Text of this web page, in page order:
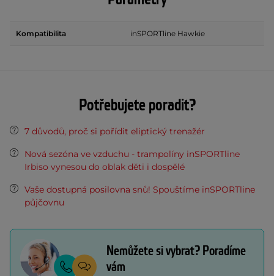
Kompatibilita inSPORTline Hawkie
Potřebujete poradit?
7 důvodů, proč si pořídit eliptický trenažér
Nová sezóna ve vzduchu - trampolíny inSPORTline
Irbiso vynesou do oblak děti i dospělé
Vaše dostupná posilovna snů! Spouštíme inSPORTline
půjčovnu
Nemůžete si vybrat? Poradíme
vám